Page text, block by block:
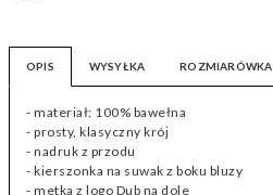
OPIS WYSYŁKA ROZMIARÓWKA
- materiał: 100% bawełna
- prosty, klasyczny krój
- nadruk z przodu
- kierszonka na suwak z boku bluzy
- metka z logo Dub na dole